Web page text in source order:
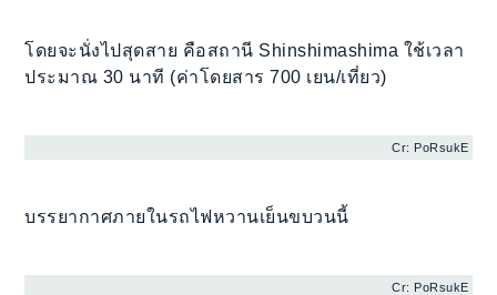
โดยจะนั่งไปสุดสาย คือสถานี Shinshimashima ใช้เวลา
ประมาณ 30 นาที (ค่าโดยสาร 700 เยน/เที่ยว)
Cr: PoRsukE
บรรยากาศภายในรถไฟหวานเย็นขบวนนี้
Cr: PoRsukE